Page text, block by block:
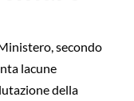
secondo
lacune
della